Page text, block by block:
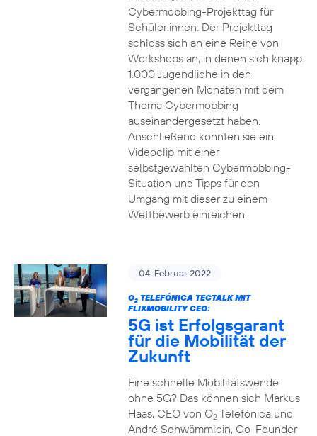
Cybermobbing-Projekttag für
Schüler:innen. Der Projekttag
schloss sich an eine Reihe von
Workshops an, in denen sich knapp
1.000 Jugendliche in den
vergangenen Monaten mit dem
Thema Cybermobbing
auseinandergesetzt haben.
Anschließend konnten sie ein
Videoclip mit einer
selbstgewählten Cybermobbing-
Situation und Tipps für den
Umgang mit dieser zu einem
Wettbewerb einreichen.
04. Februar 2022
O2TELEFÓNICA TECTALK MIT
FLIXMOBILITY CEO:
5G ist Erfolgsgarant
für die Mobilität der
Zukunft
Eine schnelle Mobilitätswende
ohne 5G? Das können sich Markus
Haas, CEO von O2Telefónica und
André Schwämmlein, Co-Founder